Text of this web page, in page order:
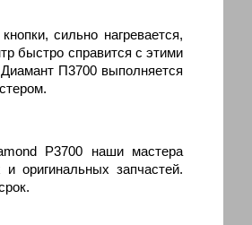
сильно нагревается,
быстро справится с этими
П3700 выполняется
P3700 наши мастера
оригинальных запчастей.